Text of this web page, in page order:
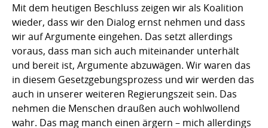
Mit dem heutigen Beschluss zeigen wir als Koalition
wieder, dass wir den Dialog ernst nehmen und dass
wir auf Argumente eingehen. Das setzt allerdings
voraus, dass man sich auch miteinander unterhält
und bereit ist, Argumente abzuwägen. Wir waren das
in diesem Gesetzgebungsprozess und wir werden das
auch in unserer weiteren Regierungszeit sein. Das
nehmen die Menschen draußen auch wohlwollend
wahr. Das mag manch einen ärgern – mich allerdings